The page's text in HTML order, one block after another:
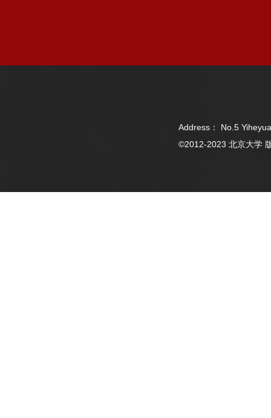
Address： No.5
©2012-2023 北京大学